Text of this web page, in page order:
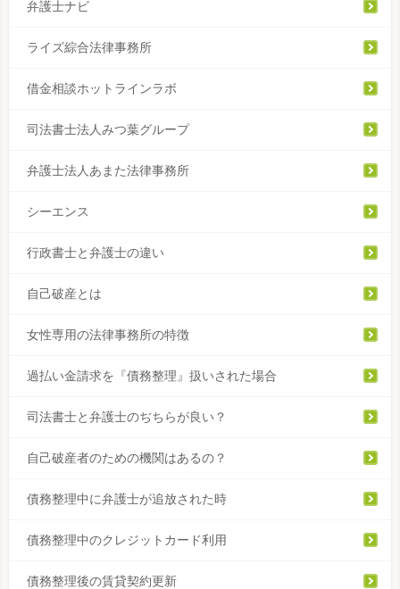
弁護士ナビ
ライズ綜合法律事務所
借金相談ホットラインラボ
司法書士法人みつ葉グループ
弁護士法人あまた法律事務所
シーエンス
行政書士と弁護士の違い
自己破産とは
女性専用の法律事務所の特徴
過払い金請求を『債務整理』扱いされた場合
司法書士と弁護士のぢちらが良い？
自己破産者のための機関はあるの？
債務整理中に弁護士が追放された時
債務整理中のクレジットカード利用
債務整理後の賃貸契約更新